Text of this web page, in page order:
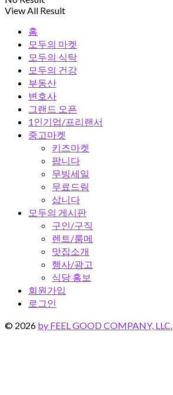
View All Result
홈
모두의 마켓
모두의 식탁
모두의 건강
부동산
변호사
그랜드 오픈
1인기업/프리랜서
중고마켓
키즈마켓
팝니다
무빙세일
무료드림
삽니다
모두의 게시판
구인/구직
렌트/룸메
맛집소개
행사/광고
식당 홍보
회원가입
로그인
© 2026 by FEEL GOOD COMPANY, LLC.